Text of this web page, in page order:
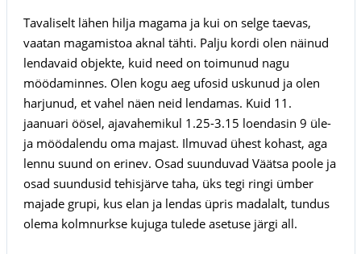
Tavaliselt lähen hilja magama ja kui on selge taevas,
vaatan magamistoa aknal tähti. Palju kordi olen näinud
lendavaid objekte, kuid need on toimunud nagu
möödaminnes. Olen kogu aeg ufosid uskunud ja olen
harjunud, et vahel näen neid lendamas. Kuid 11.
jaanuari öösel, ajavahemikul 1.25-3.15 loendasin 9 üle-
ja möödalendu oma majast. Ilmuvad ühest kohast, aga
lennu suund on erinev. Osad suunduvad Väätsa poole ja
osad suundusid tehisjärve taha, üks tegi ringi ümber
majade grupi, kus elan ja lendas üpris madalalt, tundus
olema kolmnurkse kujuga tulede asetuse järgi all.